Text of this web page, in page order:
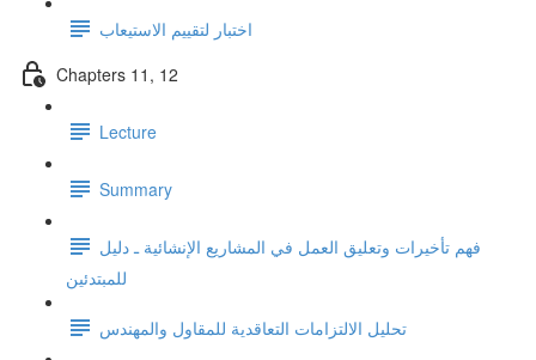
اختبار لتقييم الاستيعاب
Chapters 11, 12
Lecture
Summary
فهم تأخيرات وتعليق العمل في المشاريع الإنشائية ـ دليل
للمبتدئين
تحليل الالتزامات التعاقدية للمقاول والمهندس